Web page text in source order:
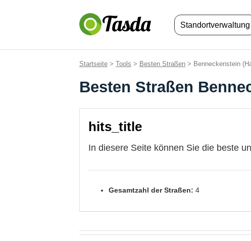
Standortverwaltung
Startseite > Tools > Besten Straßen > Benneckenstein
Besten Straßen
hits_title
In diesere Seite können Sie die beste
Gesamtzahl der Straßen: 4